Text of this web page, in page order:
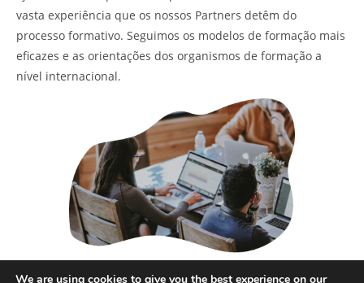
vasta experiência que os nossos Partners detêm do
processo formativo. Seguimos os modelos de formação mais
eficazes e as orientações dos organismos de formação a
nível internacional.
Saber mais
We are using cookies to give you the best experience on our